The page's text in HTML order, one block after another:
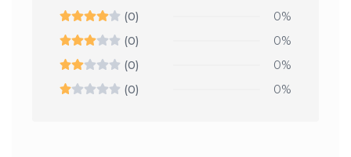
(0)
0%
(0)
0%
(0)
0%
(0)
0%